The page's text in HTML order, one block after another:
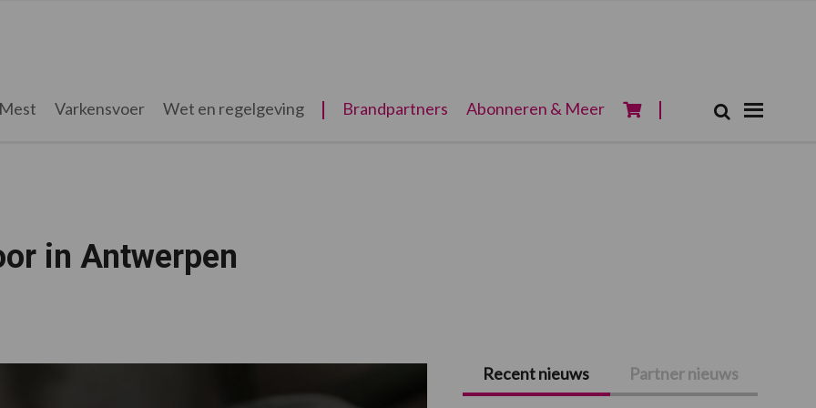
Mest Varkensvoer Wet en regelgeving Brandpartners Abonneren & Meer Zoek
in Antwerpen
Primaire
Recent nieuws Partner nieuws